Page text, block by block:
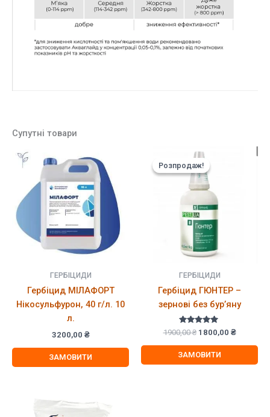
Супутні товари
ГЕРБІЦИДИ
Гербіцид МІЛАФОРТ
Нікосульфурон, 40 г/л. 10
л.
3200,00 ₴
ЗАМОВИТИ
Розпродаж!
Розпродаж!
ГЕРБІЦИДИ
Гербіцид ГЮНТЕР –
зернові без бур’яну
Оцінено в
5.00
з 5
1900,00₴ Оригінальна
1900,00 ₴.
1800,00 ₴Поточна
ЗАМОВИТИ